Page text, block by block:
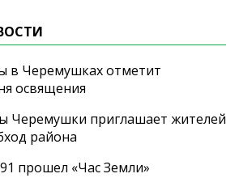
в Черемушках отметит
освящения
Черемушки приглашает жителей
района
прошел «Час Земли»